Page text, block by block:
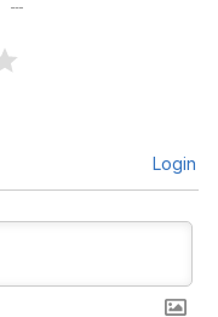
Login